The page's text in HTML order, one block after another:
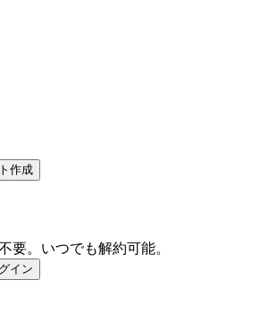
作成
要。いつでも解約可能。
イン